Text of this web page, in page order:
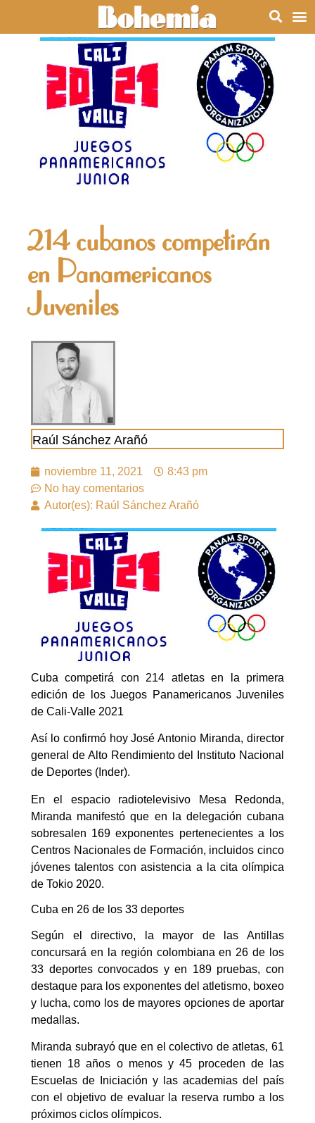
214 cubanos competirán
en Panamericanos
Juveniles
Raúl Sánchez Arañó
noviembre 11, 2021
8:43 pm
No hay comentarios
Autor(es): Raúl Sánchez Arañó
Cuba competirá con 214 atletas en la primera
edición de los Juegos Panamericanos Juveniles
de Cali-Valle 2021
Así lo confirmó hoy José Antonio Miranda, director
general de Alto Rendimiento del Instituto Nacional
de Deportes (Inder).
En el espacio radiotelevisivo Mesa Redonda,
Miranda manifestó que en la delegación cubana
sobresalen 169 exponentes pertenecientes a los
Centros Nacionales de Formación, incluidos cinco
jóvenes talentos con asistencia a la cita olímpica
de Tokio 2020.
Cuba en 26 de los 33 deportes
Según el directivo, la mayor de las Antillas
concursará en la región colombiana en 26 de los
33 deportes convocados y en 189 pruebas, con
destaque para los exponentes del atletismo, boxeo
y lucha, como los de mayores opciones de aportar
medallas.
Miranda subrayó que en el colectivo de atletas, 61
tienen 18 años o menos y 45 proceden de las
Escuelas de Iniciación y las academias del país
con el objetivo de evaluar la reserva rumbo a los
próximos ciclos olímpicos.